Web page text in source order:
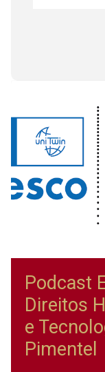
Podcast
Direitos
e
Pimentel